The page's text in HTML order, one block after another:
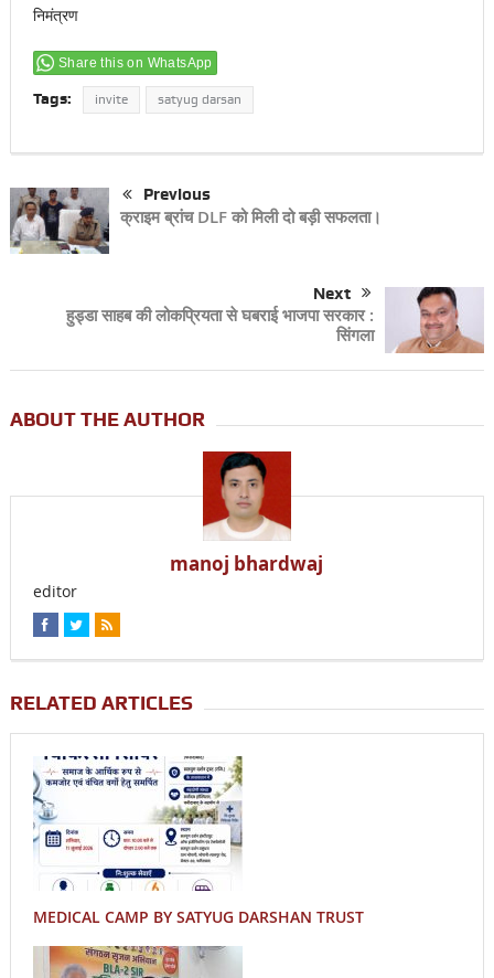
निमंत्रण
Share this on WhatsApp
Tags: invite satyug darsan
Previous
क्राइम ब्रांच DLF को मिली दो बड़ी सफलता।
Next
हुड्डा साहब की लोकप्रियता से घबराई भाजपा सरकार :
सिंगला
ABOUT THE AUTHOR
manoj bhardwaj
editor
RELATED ARTICLES
MEDICAL CAMP BY SATYUG DARSHAN TRUST